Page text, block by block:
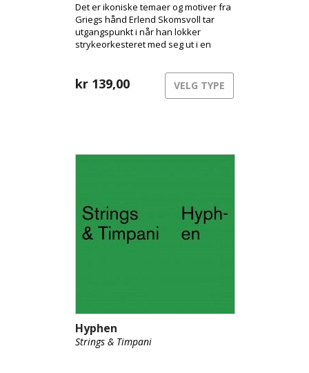
Det er ikoniske temaer og motiver fra
Griegs hånd Erlend Skomsvoll tar
utgangspunkt i når han lokker
strykeorkesteret med seg ut i en
kr 139,00 VELG TYPE
Hyphen
Strings & Timpani